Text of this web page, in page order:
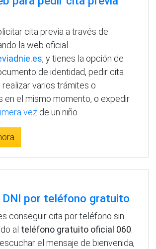
cita previa a través de
la web oficial
, y tienes la opción de
de identidad, pedir cita
varios trámites o
en el mismo momento, o expedir
vez de un niño.
DNI por teléfono gratuito
conseguir cita por teléfono sin
al teléfono gratuito oficial 060.
el mensaje de bienvenida,